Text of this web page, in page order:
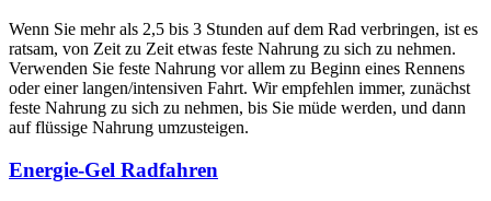
Wenn Sie mehr als 2,5 bis 3 Stunden auf dem Rad verbringen, ist es
ratsam, von Zeit zu Zeit etwas feste Nahrung zu sich zu nehmen.
Verwenden Sie feste Nahrung vor allem zu Beginn eines Rennens
oder einer langen/intensiven Fahrt. Wir empfehlen immer, zunächst
feste Nahrung zu sich zu nehmen, bis Sie müde werden, und dann
auf flüssige Nahrung umzusteigen.
Energie-Gel Radfahren